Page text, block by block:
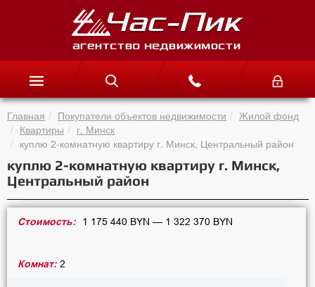
Главная Покупатели объектов недвижимости
Жилой фонд
Квартиры
г. Минск
куплю 2-комнатную квартиру г. Минск, Центральный район
куплю 2-комнатную квартиру г. Минск,
Центральный район
Стоимость: 1 175 440 BYN — 1 322 370 BYN
Комнат: 2